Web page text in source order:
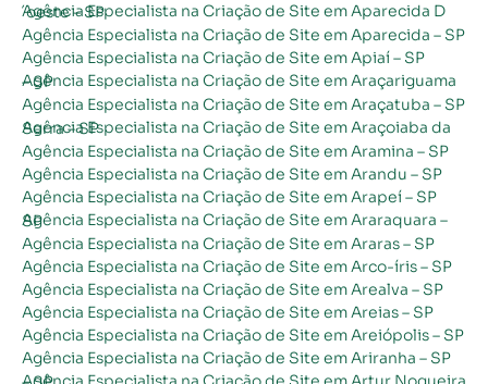
Agência Especialista na Criação de Site em Aparecida D´oeste – SP
Agência Especialista na Criação de Site em Aparecida – SP
Agência Especialista na Criação de Site em Apiaí – SP
Agência Especialista na Criação de Site em Araçariguama – SP
Agência Especialista na Criação de Site em Araçatuba – SP
Agência Especialista na Criação de Site em Araçoiaba da Serra – SP
Agência Especialista na Criação de Site em Aramina – SP
Agência Especialista na Criação de Site em Arandu – SP
Agência Especialista na Criação de Site em Arapeí – SP
Agência Especialista na Criação de Site em Araraquara – SP
Agência Especialista na Criação de Site em Araras – SP
Agência Especialista na Criação de Site em Arco-íris – SP
Agência Especialista na Criação de Site em Arealva – SP
Agência Especialista na Criação de Site em Areias – SP
Agência Especialista na Criação de Site em Areiópolis – SP
Agência Especialista na Criação de Site em Ariranha – SP